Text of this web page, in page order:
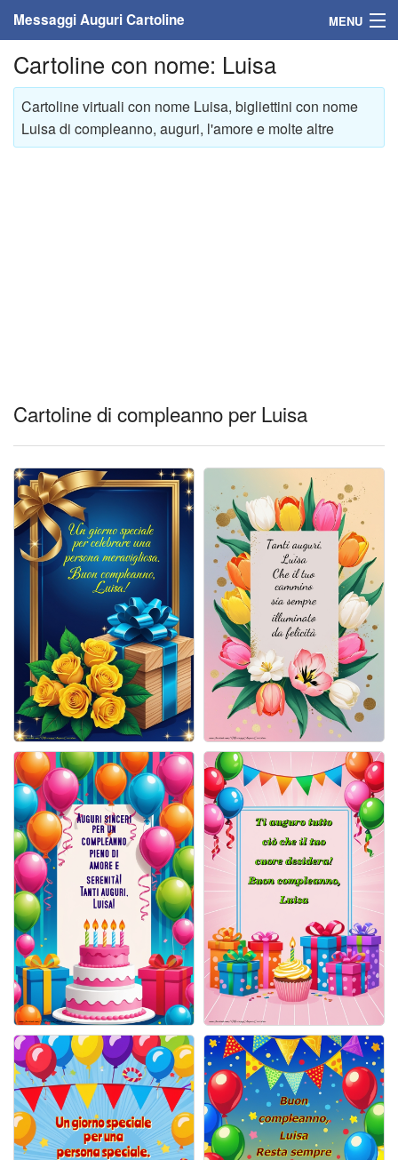
Messaggi Auguri Cartoline MENU
Home
Messaggi
Cartoline
Cartoline giorni settimana
Cartoline musicali
Cartoline animate
Accedi
Cartoline con nome: Luisa
Cartoline virtuali con nome Luisa, bigliettini con nome
Luisa di compleanno, auguri, l'amore e molte altre
Cartoline di compleanno per Luisa